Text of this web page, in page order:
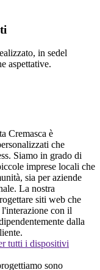
in sedel
aspettative.
Cremasca è
che
Siamo in grado di
imprese locali che
sia per aziende
La nostra
siti web che
con il
dalla
tutti i dispositivi
sono